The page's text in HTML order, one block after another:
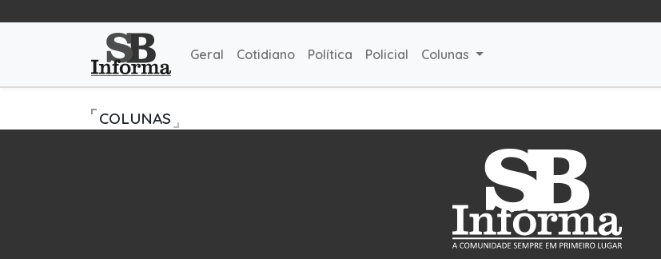
Geral Cotidiano Política Policial Colunas
COLUNAS